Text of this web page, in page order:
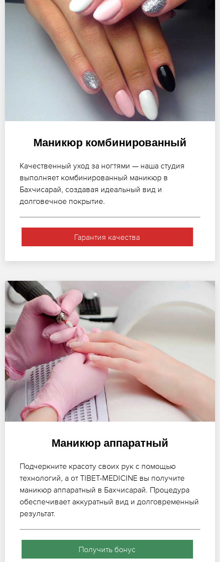
Маникюр комбинированный
Качественный уход за ногтями — наша студия
выполняет комбинированный маникюр в
Бахчисарай, создавая идеальный вид и
долговечное покрытие.
Гарантия качества
Маникюр аппаратный
Подчеркните красоту своих рук с помощью
технологий, а от TIBET-MEDICINE вы получите
маникюр аппаратный в Бахчисарай. Процедура
обеспечивает аккуратный вид и долговременный
результат.
Получить бонус